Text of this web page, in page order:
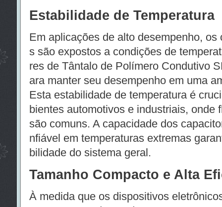
Estabilidade de Temperatura
Em aplicações de alto desempenho,
s são expostos a condições de
res de Tântalo de Polímero Condutivo
ara manter seu desempenho em uma
Esta estabilidade de temperatura é
bientes automotivos e industriais, onde
são comuns. A capacidade dos
nfiável em temperaturas extremas
bilidade do sistema geral.
Tamanho Compacto e Alta
À medida que os dispositivos